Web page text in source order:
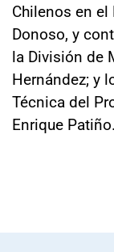
Chilenos en el
Donoso, y
la División de
Hernández; y
Técnica del
Enrique Patiño.